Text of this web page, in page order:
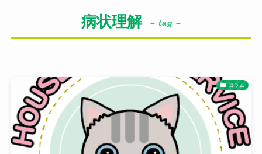
病状理解 – tag –
コラム